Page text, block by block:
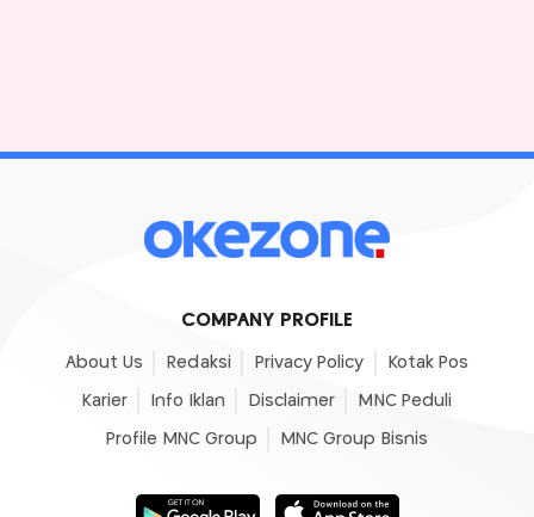
COMPANY PROFILE
About Us Redaksi Privacy Policy Kotak Pos
Karier Info Iklan Disclaimer MNC Peduli
Profile MNC Group MNC Group Bisnis